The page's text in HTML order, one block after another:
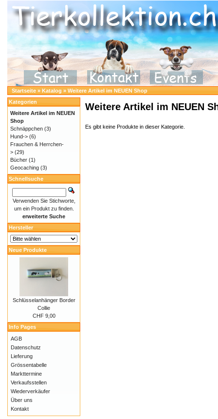
Startseite » Katalog » Weitere Artikel im NEUEN Shop
Weitere Artikel im NEUEN
Es gibt keine Produkte in dieser Kategorie.
Kategorien
Weitere Artikel im NEUEN
Shop
Schnäppchen (3)
Hund-> (6)
Frauchen & Herrchen-
> (29)
Bücher (1)
Geocaching (3)
Schnellsuche
Verwenden Sie Stichworte,
um ein Produkt zu finden.
erweiterte Suche
Hersteller
Neue Produkte
Schlüsselanhänger Border
Collie
CHF 9,00
Info Pages
AGB
Datenschutz
Lieferung
Grössentabelle
Markttermine
Verkaufsstellen
Wiederverkäufer
Über uns
Kontakt